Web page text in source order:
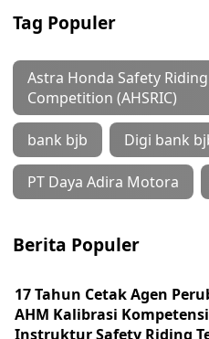
Tag Populer
Astra Honda Safety
Competition (AHSRIC)
bank bjb Digi bank
PT Daya Adira Motora
Berita Populer
17 Tahun Cetak Agen
AHM Kalibrasi Kompetensi
Instruktur Safety Riding